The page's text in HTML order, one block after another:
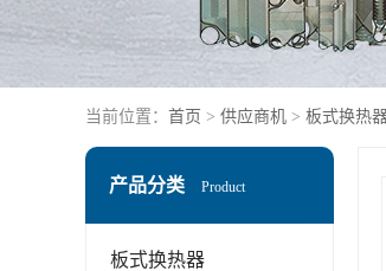
当前位置： 首页 > 供应商机 > 板式换热
产品分类 Product
板式换热器